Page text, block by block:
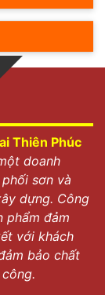
Thiên Phúc
doanh
sơn và
dựng. Công
phẩm đảm
với khách
bảo chất